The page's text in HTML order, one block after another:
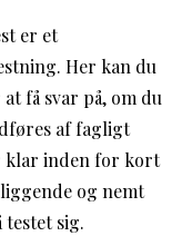
er et
Her kan du
få svar på, om du
af fagligt
klar inden for kort
og nemt
sig.